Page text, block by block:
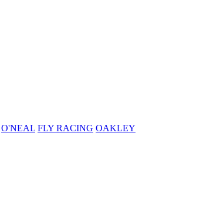
O'NEAL FLY RACING OAKLEY